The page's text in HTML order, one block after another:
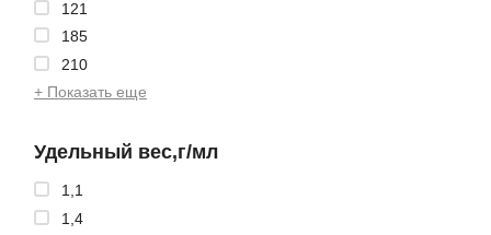
121
185
210
+ Показать еще
Удельный вес,г/мл
1,1
1,4